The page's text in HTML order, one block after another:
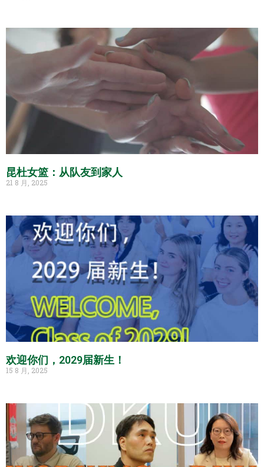
昆杜女篮：从队友到家人
21 8 月, 2025
欢迎你们，2029届新生！
15 8 月, 2025